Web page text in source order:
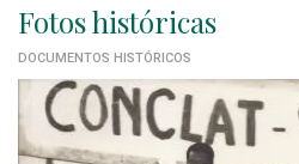
Fotos históricas
DOCUMENTOS HISTÓRICOS